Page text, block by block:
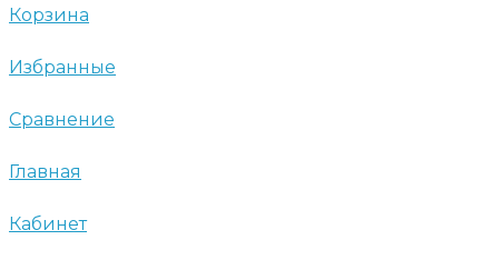
Корзина
Избранные
Сравнение
Главная
Кабинет